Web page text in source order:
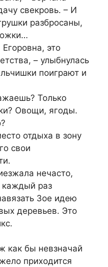
свекровь. – И
разбросаны,
это
– улыбнулась
поиграют и
Только
Овощи, ягоды.
отдыха в зону
свои
нечасто,
каждый раз
Зое идею
деревьев. Это
как бы невзначай
приходится